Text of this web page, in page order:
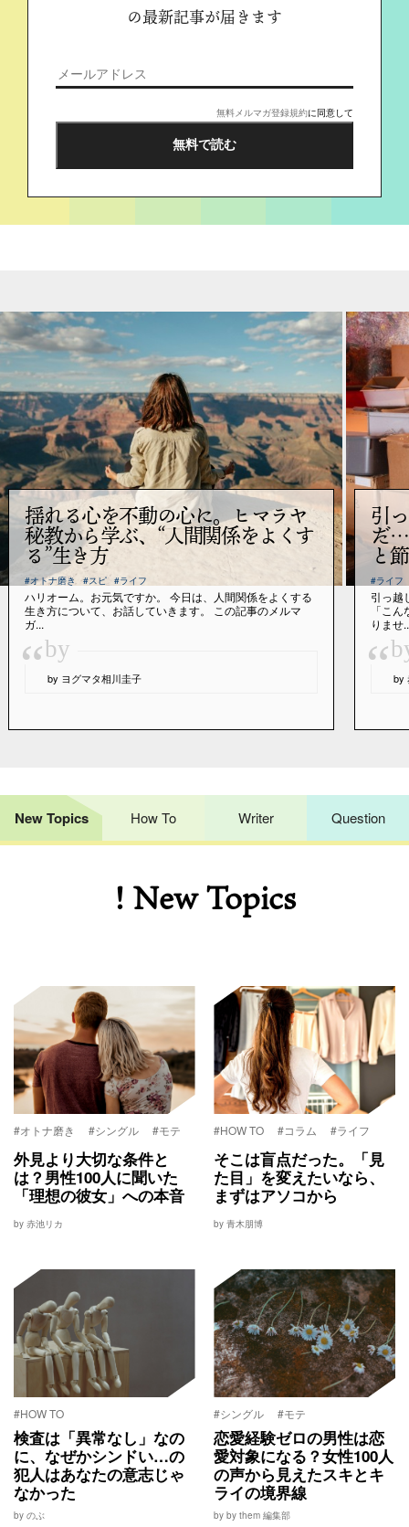
の最新記事が届きます
無料メルマガ登録規約に同意して
揺れる心を不動の心に。ヒマラヤ
秘教から学ぶ、“人間関係をよくす
る”生き方
#オトナ磨き #スピ #ライフ
ハリオーム。お元気ですか。 今日は、人間関係をよくする
生き方について、お話していきます。 この記事のメルマ
ガ...
“by
by ヨグマタ相川圭子
引
だ…
と
#ライフ
引っ越
「こ
りませ
“ by
New Topics How To Writer Question
! New Topics
#オトナ磨き #シングル #モテ
外見より大切な条件と
は？男性100人に聞いた
「理想の彼女」への本音
by 赤池リカ
#HOW TO #コラム #ライフ
そこは盲点だった。「見
た目」を変えたいなら、
まずはアソコから
by 青木朋博
#HOW TO
検査は「異常なし」なの
に、なぜかシンドい…の
犯人はあなたの意志じゃ
なかった
by のぶ
#シングル #モテ
恋愛経験ゼロの男性は恋
愛対象になる？女性100人
の声から見えたスキとキ
ライの境界線
by by them 編集部